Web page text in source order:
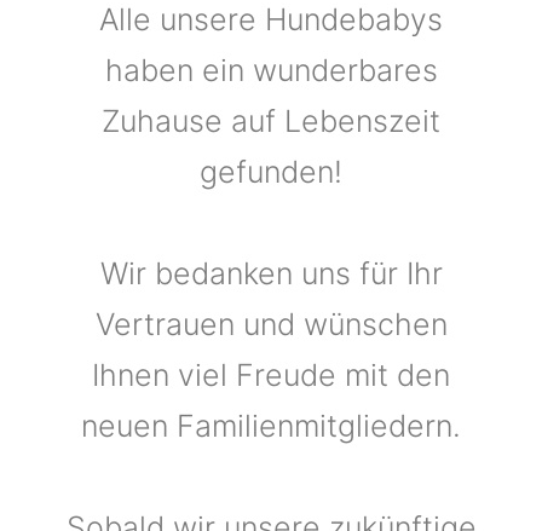
Alle unsere Hundebabys
haben ein wunderbares
Zuhause auf Lebenszeit
gefunden!
Wir bedanken uns für Ihr
Vertrauen und wünschen
Ihnen viel Freude mit den
neuen Familienmitgliedern.